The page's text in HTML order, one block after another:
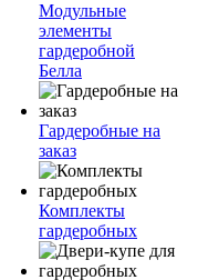
Модульные
элементы
гардеробной
Белла
Гардеробные на
заказ
Комплекты
гардеробных